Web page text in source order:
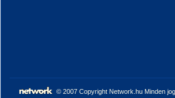
© 2007 Copyright Network.hu Minden